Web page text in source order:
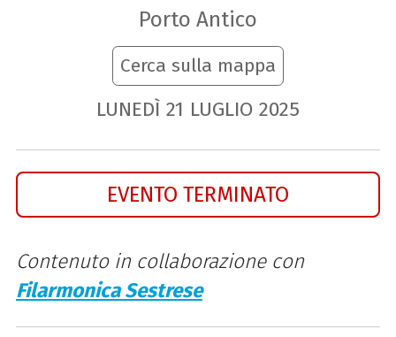
Porto Antico
Cerca sulla mappa
LUNEDÌ 21 LUGLIO 2025
EVENTO TERMINATO
Contenuto in collaborazione con
Filarmonica Sestrese